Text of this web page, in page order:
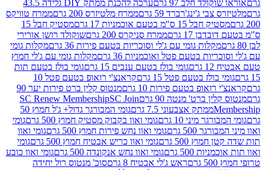
חלב 97 גרם
ערכה להכנת ממתק DIY גלידה 43.5
ג'ינג'רברד 59 גרם
ממרח מלטיזרס 200 גרם
ממרח טוויקס
15 ס"מ בטעם אוכמניות 17 גרם
מסטיק חבל 15
17 גרם
ממרח סניקרס 200 גרם
שוקולד רושן אורירי
מקלות גומי עם ג'לי וסוכריות בטעם פירות 36 גרם
מקלות גומי
בטעם פטל ואוכמניות 36 גרם
מקלות גומי עם ג'לי חמוץ
גומי בולז בטעם ענבים 15 גרם
גומי בולז בטעם תות
בולז בטעם פטל 15 גרם
קראנצ'י רואופ בטעם פטל 10
בטעם פירות 10 גרם
מנטוס קלין ברט פירות יער 90
ברט' מנטה 90 גרם
SC Renew MembershipSC Join
ממתק אצבעוני 7.5 גרם
גומי המבורגר גדול+ ג'ל חמוץ 50
מיני 10 גרם
גומי ואוו בקבוק מסטיק חמוץ 500 גרם
גומי
500 גרם
גומי ואוו נחש פירות חמוץ 500 גרם
גומי ואוו
500 גרם
גומי ואוו כריש אבטיח חמוץ 500 גרם
גומי
500 גרם
גומי ואוו נחש אנקונדה 500 גרם
גומי ואוו כובע
ראש ג'לי אבטיח 8 גרם
סוכ' מנטוס רול יחידה